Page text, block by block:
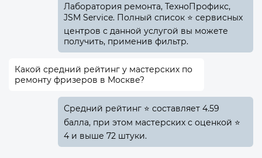
Лаборатория ремонта, ТехноПрофикс,
JSM Service. Полный список ⭐ сервисных
центров с данной услугой вы можете
получить, применив фильтр.
Какой средний рейтинг у мастерских по
ремонту фризеров в Москве?
Средний рейтинг ⭐ составляет 4.59
балла, при этом мастерских с оценкой ⭐
4 и выше 72 штуки.